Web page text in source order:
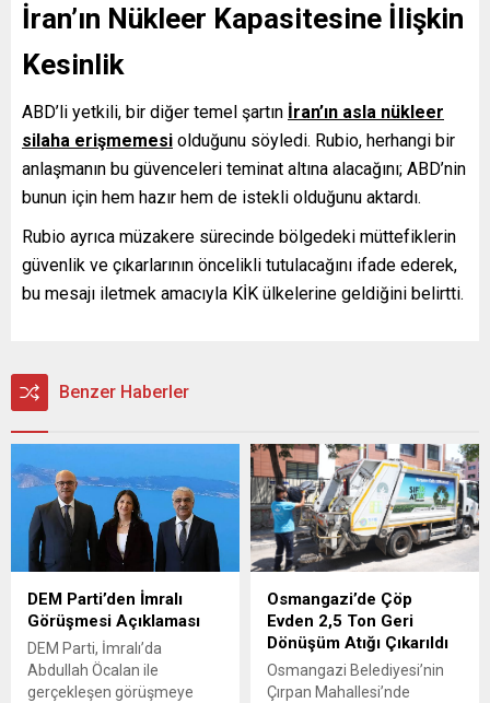
İran’ın Nükleer Kapasitesine İlişkin
Kesinlik
ABD’li yetkili, bir diğer temel şartın İran’ın asla nükleer
silaha erişmemesi olduğunu söyledi. Rubio, herhangi bir
anlaşmanın bu güvenceleri teminat altına alacağını; ABD’nin
bunun için hem hazır hem de istekli olduğunu aktardı.
Rubio ayrıca müzakere sürecinde bölgedeki müttefiklerin
güvenlik ve çıkarlarının öncelikli tutulacağını ifade ederek,
bu mesajı iletmek amacıyla KİK ülkelerine geldiğini belirtti.
Benzer Haberler
DEM Parti’den İmralı
Görüşmesi Açıklaması
DEM Parti, İmralı’da
Abdullah Öcalan ile
gerçekleşen görüşmeye
Osmangazi’de Çöp
Evden 2,5 Ton Geri
Dönüşüm Atığı Çıkarıldı
Osmangazi Belediyesi’nin
Çırpan Mahallesi’nde